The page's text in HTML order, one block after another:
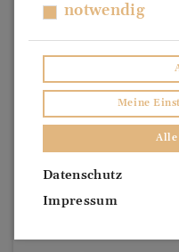
notwendig
Meine
Alle
Datenschutz
Impressum